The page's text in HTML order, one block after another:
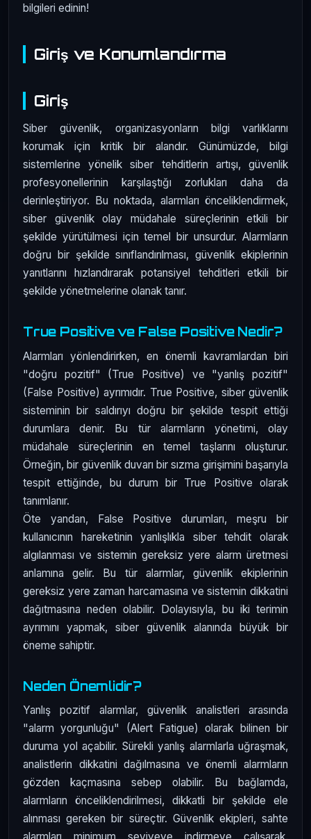
bilgileri edinin!
Giriş ve Konumlandırma
Giriş
Siber güvenlik, organizasyonların bilgi varlıklarını
korumak için kritik bir alandır. Günümüzde, bilgi
sistemlerine yönelik siber tehditlerin artışı, güvenlik
profesyonellerinin karşılaştığı zorlukları daha da
derinleştiriyor. Bu noktada, alarmları önceliklendirmek,
siber güvenlik olay müdahale süreçlerinin etkili bir
şekilde yürütülmesi için temel bir unsurdur. Alarmların
doğru bir şekilde sınıflandırılması, güvenlik ekiplerinin
yanıtlarını hızlandırarak potansiyel tehditleri etkili bir
şekilde yönetmelerine olanak tanır.
True Positive ve False Positive Nedir?
Alarmları yönlendirirken, en önemli kavramlardan biri
"doğru pozitif" (True Positive) ve "yanlış pozitif"
(False Positive) ayrımıdır. True Positive, siber güvenlik
sisteminin bir saldırıyı doğru bir şekilde tespit ettiği
durumlara denir. Bu tür alarmların yönetimi, olay
müdahale süreçlerinin en temel taşlarını oluşturur.
Örneğin, bir güvenlik duvarı bir sızma girişimini başarıyla
tespit ettiğinde, bu durum bir True Positive olarak
tanımlanır.
Öte yandan, False Positive durumları, meşru bir
kullanıcının hareketinin yanlışlıkla siber tehdit olarak
algılanması ve sistemin gereksiz yere alarm üretmesi
anlamına gelir. Bu tür alarmlar, güvenlik ekiplerinin
gereksiz yere zaman harcamasına ve sistemin dikkatini
dağıtmasına neden olabilir. Dolayısıyla, bu iki terimin
ayrımını yapmak, siber güvenlik alanında büyük bir
öneme sahiptir.
Neden Önemlidir?
Yanlış pozitif alarmlar, güvenlik analistleri arasında
"alarm yorgunluğu" (Alert Fatigue) olarak bilinen bir
duruma yol açabilir. Sürekli yanlış alarmlarla uğraşmak,
analistlerin dikkatini dağılmasına ve önemli alarmların
gözden kaçmasına sebep olabilir. Bu bağlamda,
alarmların önceliklendirilmesi, dikkatli bir şekilde ele
alınması gereken bir süreçtir. Güvenlik ekipleri, sahte